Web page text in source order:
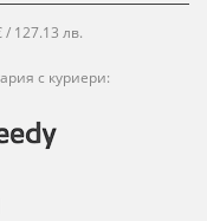
/ 127.13 лв.
с куриери: